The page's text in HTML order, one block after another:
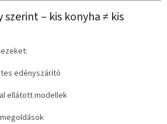
szerint – kis konyha ≠ kis
edényszárító
ellátott modellek